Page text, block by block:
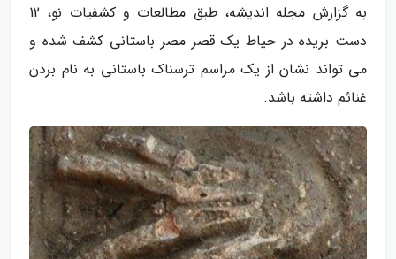
به گزارش مجله اندیشه، طبق مطالعات و کشفیات نو، 12
دست بریده در حیاط یک قصر مصر باستانی کشف شده و
می تواند نشان از یک مراسم ترسناک باستانی به نام بردن
غنائم داشته باشد.